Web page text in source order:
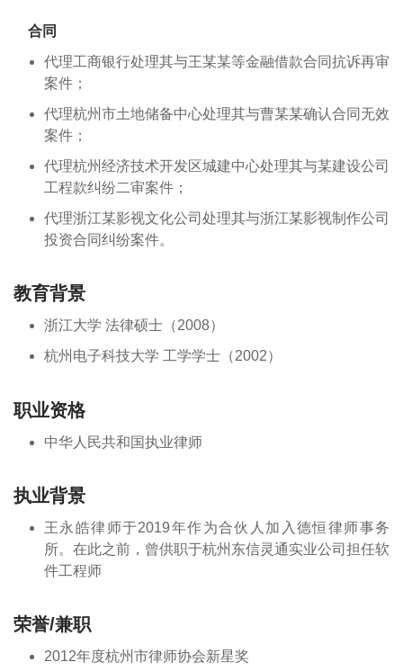
合同
代理工商银行处理其与王某某等金融借款合同抗诉再审
案件；
代理杭州市土地储备中心处理其与曹某某确认合同无效
案件；
代理杭州经济技术开发区城建中心处理其与某建设公司
工程款纠纷二审案件；
代理浙江某影视文化公司处理其与浙江某影视制作公司
投资合同纠纷案件。
教育背景
浙江大学 法律硕士（2008）
杭州电子科技大学 工学学士（2002）
职业资格
中华人民共和国执业律师
执业背景
王永皓律师于2019年作为合伙人加入德恒律师事务
所。在此之前，曾供职于杭州东信灵通实业公司担任软
件工程师
荣誉/兼职
2012年度杭州市律师协会新星奖